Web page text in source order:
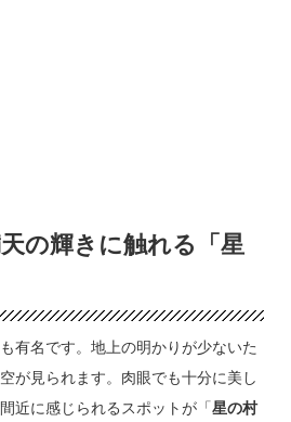
の輝きに触れる「星
有名です。地上の明かりが少ないた
が見られます。肉眼でも十分に美し
近に感じられるスポットが「星の村